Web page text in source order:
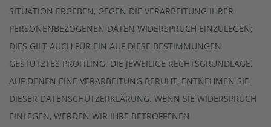
SITUATION ERGEBEN, GEGEN DIE VERARBEITUNG IHRER
PERSONENBEZOGENEN DATEN WIDERSPRUCH EINZULEGEN;
DIES GILT AUCH FÜR EIN AUF DIESE BESTIMMUNGEN
GESTÜTZTES PROFILING. DIE JEWEILIGE RECHTSGRUNDLAGE,
AUF DENEN EINE VERARBEITUNG BERUHT, ENTNEHMEN SIE
DIESER DATENSCHUTZERKLÄRUNG. WENN SIE WIDERSPRUCH
EINLEGEN, WERDEN WIR IHRE BETROFFENEN